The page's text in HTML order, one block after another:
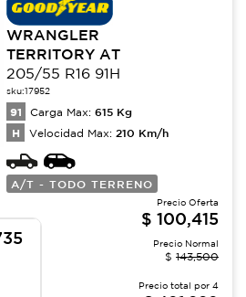
WRANGLER
TERRITORY AT
205/55 R16 91H
sku:17952
91 Carga Max: 615 Kg
H Velocidad Max: 210 Km/h
A/T - TODO TERRENO
Precio Oferta
$ 100,415
Precio Normal
$ 143,500
Precio total por 4